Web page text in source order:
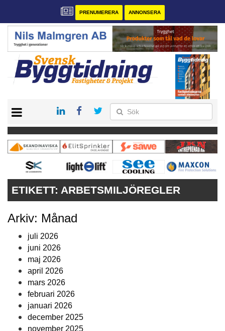
PRENUMERERA ANNONSERA
PRENUMERERA
VÅRA ANDRA MAGASIN
ANNONSERA
ETIKETT: ARBETSMILJÖREGLER
Arkiv: Månad
juli 2026
juni 2026
maj 2026
april 2026
mars 2026
februari 2026
januari 2026
december 2025
november 2025